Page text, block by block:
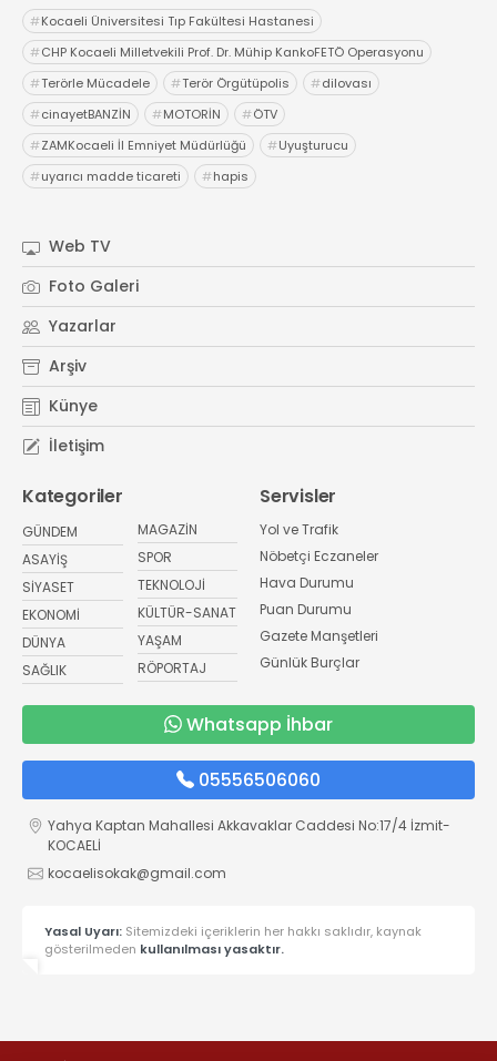
#Kocaeli Üniversitesi Tıp Fakültesi Hastanesi
#CHP Kocaeli Milletvekili Prof. Dr. Mühip KankoFETÖ Operasyonu
#Terörle Mücadele #Terör Örgütüpolis #dilovası
#cinayetBANZİN #MOTORİN #ÖTV
#ZAMKocaeli İl Emniyet Müdürlüğü #Uyuşturucu
#uyarıcı madde ticareti #hapis
Web TV
Foto Galeri
Yazarlar
Arşiv
Künye
İletişim
Kategoriler
GÜNDEM
ASAYİŞ
SİYASET
EKONOMİ
DÜNYA
SAĞLIK
MAGAZİN
SPOR
TEKNOLOJİ
KÜLTÜR-SANAT
YAŞAM
RÖPORTAJ
Servisler
Yol ve Trafik
Nöbetçi Eczaneler
Hava Durumu
Puan Durumu
Gazete Manşetleri
Günlük Burçlar
Whatsapp İhbar
05556506060
Yahya Kaptan Mahallesi Akkavaklar Caddesi No:17/4 İzmit-
KOCAELİ
kocaelisokak@gmail.com
Yasal Uyarı: Sitemizdeki içeriklerin her hakkı saklıdır, kaynak
gösterilmeden kullanılması yasaktır.